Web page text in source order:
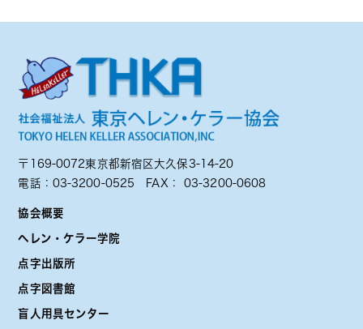
〒169-0072東京都新宿区大久保3-14-20
電話： 03-3200-0525 FAX： 03-3200-0608
協会概要
ヘレン・ケラー学院
点字出版所
点字図書館
盲人用具センター